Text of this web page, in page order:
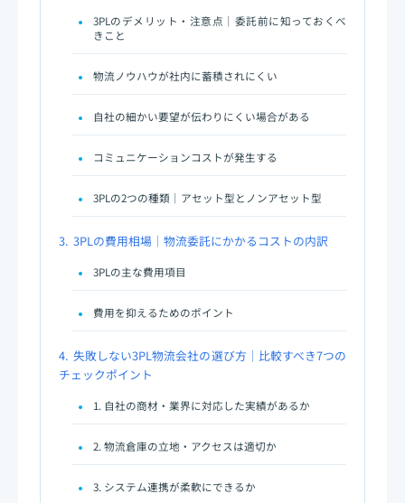
3PLのデメリット・注意点｜委託前に知っておくべ
きこと
物流ノウハウが社内に蓄積されにくい
自社の細かい要望が伝わりにくい場合がある
コミュニケーションコストが発生する
3PLの2つの種類｜アセット型とノンアセット型
3. 3PLの費用相場｜物流委託にかかるコストの内訳
3PLの主な費用項目
費用を抑えるためのポイント
4. 失敗しない3PL物流会社の選び方｜比較すべき7つの
チェックポイント
1. 自社の商材・業界に対応した実績があるか
2. 物流倉庫の立地・アクセスは適切か
3. システム連携が柔軟にできるか